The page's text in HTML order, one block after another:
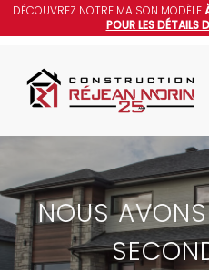
DÉCOUVREZ NOTRE MAISON MODÈLE
POUR LES DÉTAILS
NOUS